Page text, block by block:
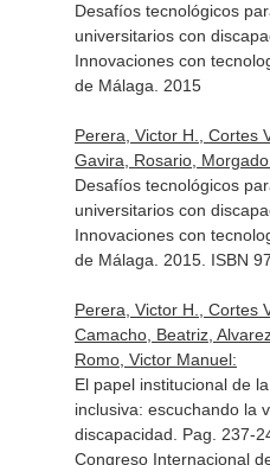
Desafíos tecnológicos
universitarios con
Innovaciones con
de Málaga. 2015
Perera, Victor H., Cortes
Gavira, Rosario,
Desafíos tecnológicos
universitarios con
Innovaciones con
de Málaga. 2015. ISBN
Perera, Victor H., Cortes
Camacho, Beatriz,
Romo, Victor Manuel:
El papel institucional de
inclusiva: escuchando la
discapacidad. Pag. 237-
Congreso Internacional